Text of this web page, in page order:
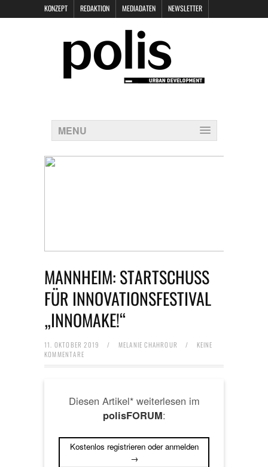
KONZEPT REDAKTION MEDIADATEN NEWSLETTER
DATENSCHUTZ
MENU
MANNHEIM: STARTSCHUSS
FÜR INNOVATIONSFESTIVAL
„INNOMAKE!“
11. OKTOBER 2019 / MELANIE CHAHROUR /
KEINE
KOMMENTARE
Diesen Artikel* weiterlesen im
polisFORUM:
Kostenlos registrieren oder anmelden
→